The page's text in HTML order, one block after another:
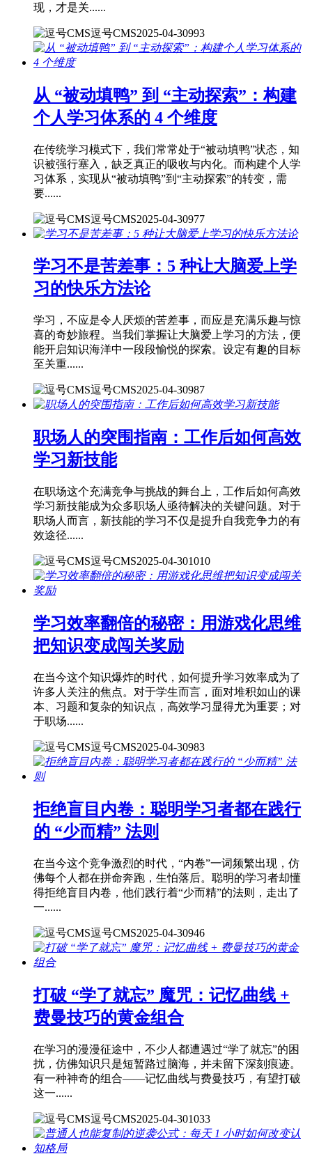
现，才是关......
逗号CMS2025-04-30993
从 “被动填鸭” 到 “主动探索”：构建
个人学习体系的 4 个维度
在传统学习模式下，我们常常处于“被动填鸭”状态，知
识被强行塞入，缺乏真正的吸收与内化。而构建个人学
习体系，实现从“被动填鸭”到“主动探索”的转变，需
要......
逗号CMS2025-04-30977
学习不是苦差事：5 种让大脑爱上学
习的快乐方法论
学习，不应是令人厌烦的苦差事，而应是充满乐趣与惊
喜的奇妙旅程。当我们掌握让大脑爱上学习的方法，便
能开启知识海洋中一段段愉悦的探索。设定有趣的目标
至关重......
逗号CMS2025-04-30987
职场人的突围指南：工作后如何高效
学习新技能
在职场这个充满竞争与挑战的舞台上，工作后如何高效
学习新技能成为众多职场人亟待解决的关键问题。对于
职场人而言，新技能的学习不仅是提升自我竞争力的有
效途径......
逗号CMS2025-04-301010
学习效率翻倍的秘密：用游戏化思维
把知识变成闯关奖励
在当今这个知识爆炸的时代，如何提升学习效率成为了
许多人关注的焦点。对于学生而言，面对堆积如山的课
本、习题和复杂的知识点，高效学习显得尤为重要；对
于职场......
逗号CMS2025-04-30983
拒绝盲目内卷：聪明学习者都在践行
的 “少而精” 法则
在当今这个竞争激烈的时代，“内卷”一词频繁出现，仿
佛每个人都在拼命奔跑，生怕落后。聪明的学习者却懂
得拒绝盲目内卷，他们践行着“少而精”的法则，走出了
一......
逗号CMS2025-04-30946
打破 “学了就忘” 魔咒：记忆曲线 +
费曼技巧的黄金组合
在学习的漫漫征途中，不少人都遭遇过“学了就忘”的困
扰，仿佛知识只是短暂路过脑海，并未留下深刻痕迹。
有一种神奇的组合——记忆曲线与费曼技巧，有望打破
这一......
逗号CMS2025-04-301033